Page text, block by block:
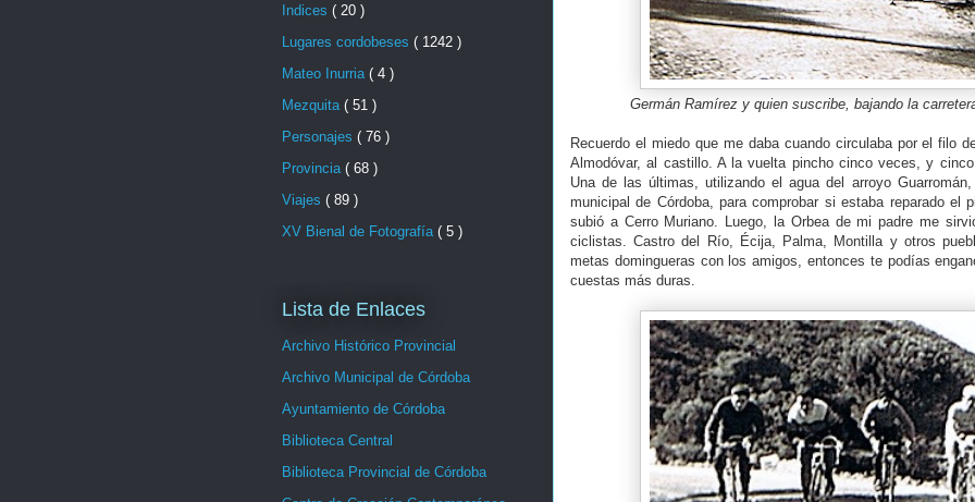
Germán Ramírez y quien suscribe, bajando la
Recuerdo el miedo que me daba cuando circulaba por el filo
Almodóvar, al castillo. A la vuelta pincho cinco veces, y
Una de las últimas, utilizando el agua del arroyo
municipal de Córdoba, para comprobar si estaba reparado el
subió a Cerro Muriano. Luego, la Orbea de mi padre me
ciclistas. Castro del Río, Écija, Palma, Montilla y otros
metas domingueras con los amigos, entonces te podías
cuestas más duras.
Indices ( 20 )
Lugares cordobeses ( 1242 )
Mateo Inurria ( 4 )
Mezquita ( 51 )
Personajes ( 76 )
Provincia ( 68 )
Viajes ( 89 )
XV Bienal de Fotografía ( 5 )
Lista de Enlaces
Archivo Histórico Provincial
Archivo Municipal de Córdoba
Ayuntamiento de Córdoba
Biblioteca Central
Biblioteca Provincial de Córdoba